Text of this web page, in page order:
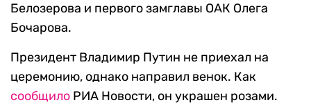
Белозерова и первого замглавы ОАК Олега
Бочарова.
Президент Владимир Путин не приехал на
церемонию, однако направил венок. Как
сообщило РИА Новости, он украшен розами.